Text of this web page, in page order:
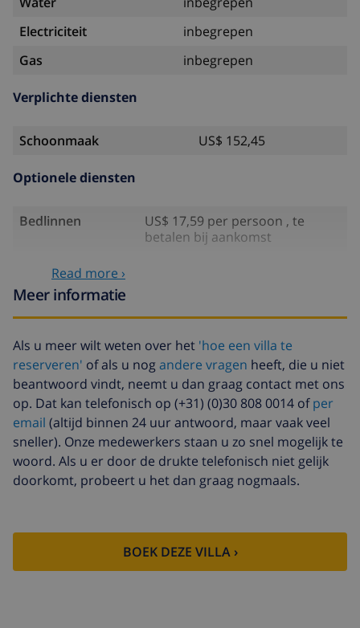
Electriciteit
inbegrepen
Gas
inbegrepen
Verplichte diensten
Schoonmaak US$ 152,45
Optionele diensten
Bedlinnen
US$ 17,59 per persoon , te
betalen bij aankomst
Handdoeken
Air conditioning
inbegrepen
Verwarming
US$ 8,37 per dag , te betalen bij
aankomst
Huisdieren
US$ 10,05 per dag
Extra beddengoed
US$ 17,59 per persoon , te
betalen bij aankomst
US$ 113,75
Read more ›
Meer informatie
Als u meer wilt weten over het 'hoe een villa te
reserveren' of als u nogandere vragen heeft, die u niet
beantwoord vindt, neemt u dan graag contact met ons
op. Dat kan telefonisch op (+31) (0)30 808 0014 ofper
email (altijd binnen 24 uur antwoord, maar vaak veel
sneller). Onze medewerkers staan u zo snel mogelijk te
woord. Als u er door de drukte telefonisch niet gelijk
doorkomt, probeert u het dan graag nogmaals.
BOEK DEZE VILLA ›